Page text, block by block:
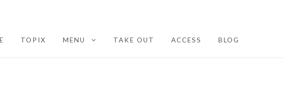
TOPIX MENU EXPAND CHILD MENU
TAKE OUT ACCESS BLOG